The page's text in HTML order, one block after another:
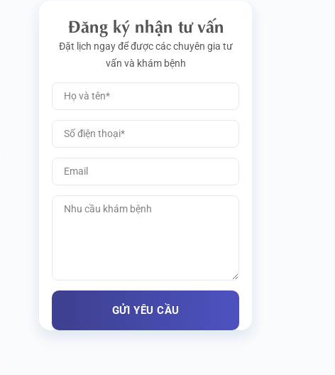
Đăng ký nhận tư vấn
Đặt lịch ngay để được các chuyên gia tư
vấn và khám bệnh